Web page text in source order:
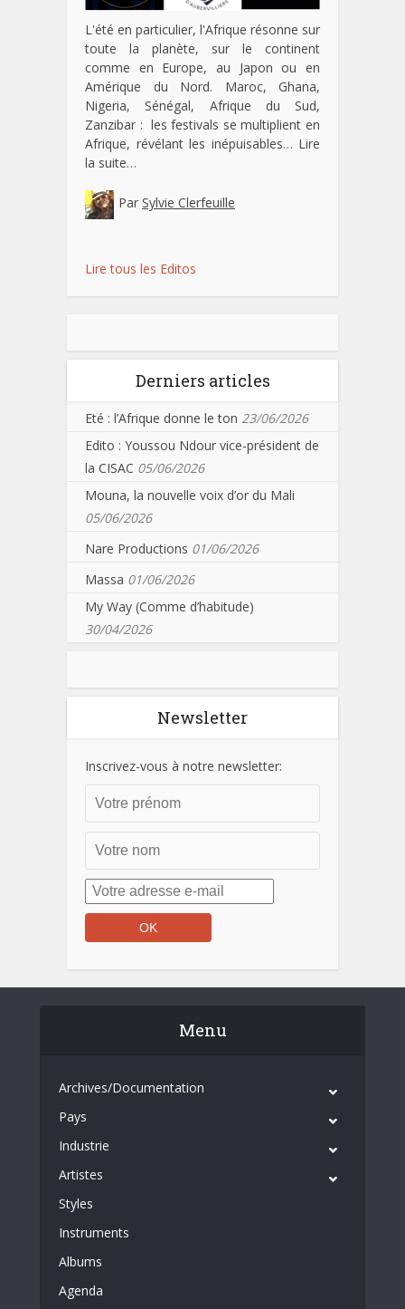
L'été en particulier, l'Afrique résonne sur
toute la planète, sur le continent
comme en Europe, au Japon ou en
Amérique du Nord. Maroc, Ghana,
Nigeria, Sénégal, Afrique du Sud,
Zanzibar : les festivals se multiplient en
Afrique, révélant les inépuisables… Lire
la suite…
Par Sylvie Clerfeuille
Lire tous les Editos
Derniers articles
Eté : l’Afrique donne le ton 23/06/2026
Edito : Youssou Ndour vice-président de
la CISAC 05/06/2026
Mouna, la nouvelle voix d’or du Mali
05/06/2026
Nare Productions 01/06/2026
Massa 01/06/2026
My Way (Comme d’habitude)
30/04/2026
Newsletter
Inscrivez-vous à notre newsletter:
Menu
Archives/Documentation
Pays
Industrie
Artistes
Styles
Instruments
Albums
Agenda